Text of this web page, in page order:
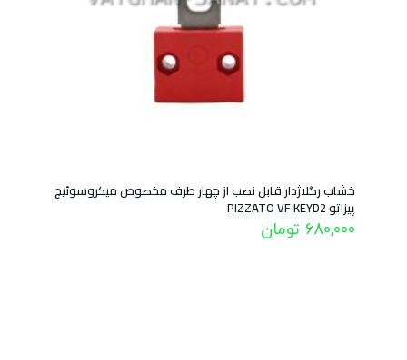
خشاب رگلاژدار قابل نصب از چهار طرف مخصوص میکروسوئیچ
پیزاتو PIZZATO VF KEYD2
680,000 تومان